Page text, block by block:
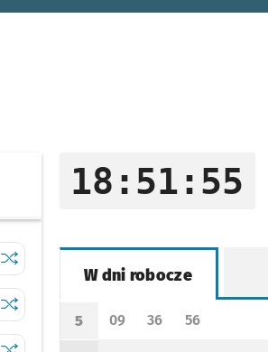
Sprawdź proponowane przesiadki na inne linie
Kminkowa
Sprawdź proponowane przesiadki na inne linie
Kaparowa
18:51:56
W dni robocze
Rozkład jazdy -W dni robocze
Godzina odjazdu
5
Odjazd
09
minut po godzinie 5
Odjazd
36
minut po godzinie
Odjazd
56
minut po